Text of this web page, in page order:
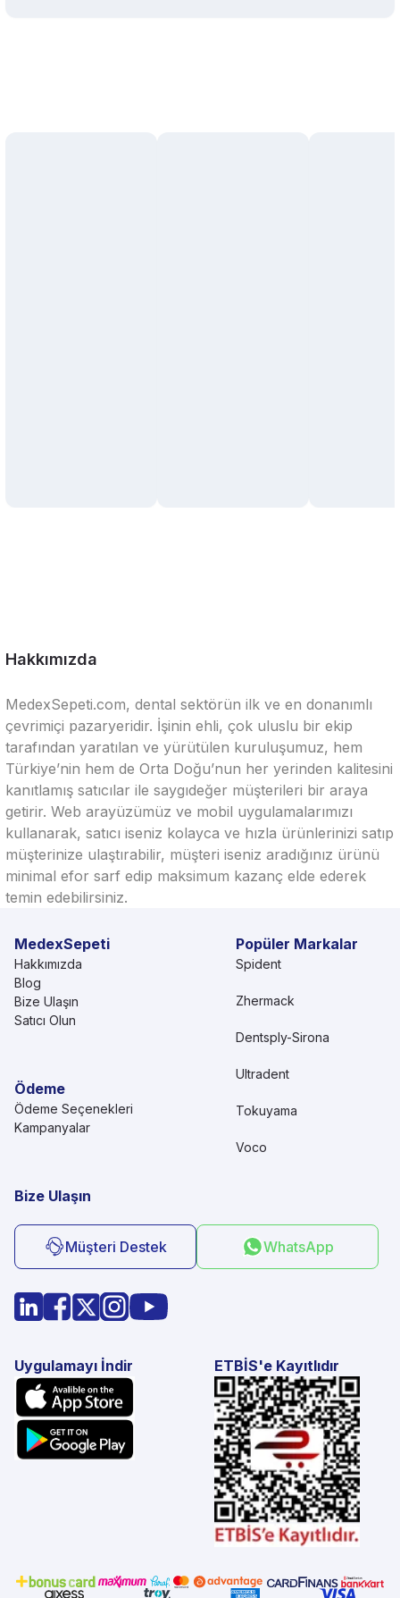
Hakkımızda
MedexSepeti.com, dental sektörün ilk ve en donanımlı
çevrimiçi pazaryeridir. İşinin ehli, çok uluslu bir ekip
tarafından yaratılan ve yürütülen kuruluşumuz, hem
Türkiye’nin hem de Orta Doğu’nun her yerinden kalitesini
kanıtlamış satıcılar ile saygıdeğer müşterileri bir araya
getirir. Web arayüzümüz ve mobil uygulamalarımızı
kullanarak, satıcı iseniz kolayca ve hızla ürünlerinizi satıp
müşterinize ulaştırabilir, müşteri iseniz aradığınız ürünü
minimal efor sarf edip maksimum kazanç elde ederek
temin edebilirsiniz.
MedexSepeti
Hakkımızda
Blog
Bize Ulaşın
Satıcı Olun
Ödeme
Ödeme Seçenekleri
Kampanyalar
Popüler Markalar
Spident
Zhermack
Dentsply-Sirona
Ultradent
Tokuyama
Voco
Bize Ulaşın
Müşteri Destek WhatsApp
Uygulamayı İndir ETBİS'e Kayıtlıdır